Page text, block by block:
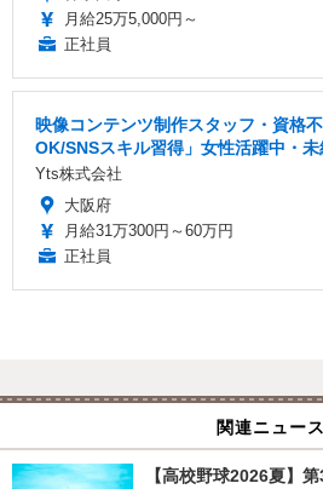
月給25万5,000円～
正社員
映像コンテンツ制作スタッフ・資格
OK/SNSスキル習得」女性活躍中・未
Yts株式会社
大阪府
月給31万300円～60万円
正社員
関連ニュース
【高校野球2026夏】